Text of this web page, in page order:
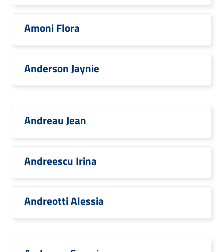
Amoni Flora
Anderson Jaynie
Andreau Jean
Andreescu Irina
Andreotti Alessia